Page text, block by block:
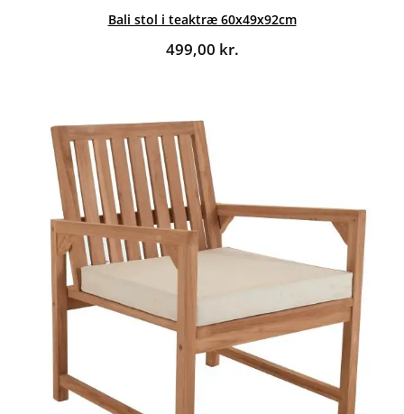
Bali stol i teaktræ 60x49x92cm
499,00 kr.